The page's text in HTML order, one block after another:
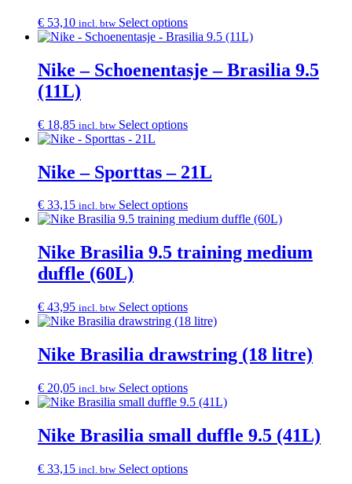
€ 53,10 incl. btw Select options
Nike – Schoenentasje – Brasilia 9.5
(11L)
€ 18,85 incl. btw Select options
Nike – Sporttas – 21L
€ 33,15 incl. btw Select options
Nike Brasilia 9.5 training medium
duffle (60L)
€ 43,95 incl. btw Select options
Nike Brasilia drawstring (18 litre)
€ 20,05 incl. btw Select options
Nike Brasilia small duffle 9.5 (41L)
€ 33,15 incl. btw Select options